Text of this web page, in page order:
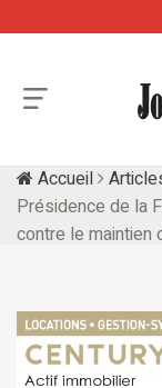
Accueil
Présidence de la
contre le maintien